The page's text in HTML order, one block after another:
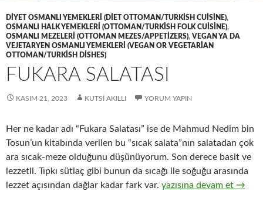
DIYET OSMANLI YEMEKLERI (DIET OTTOMAN/TURKISH CUISINE),
OSMANLI HALK YEMEKLERI (OTTOMAN/TURKISH FOLK CUISINE),
OSMANLI MEZELERI (OTTOMAN MEZES/APPETIZERS), VEGAN YA DA
VEJETARYEN OSMANLI YEMEKLERI (VEGAN OR VEGETARIAN
OTTOMAN/TURKISH DISHES)
FUKARA SALATASI
KASIM 21, 2023 KUTSI AKILLI YORUM YAPIN
Her ne kadar adı “Fukara Salatası” ise de Mahmud Nedim bin
Tosun’un kitabında verilen bu “sıcak salata”nın salatadan çok
ara sıcak-meze olduğunu düşünüyorum. Son derece basit ve
lezzetli. Tıpkı sütlaç gibi bunun da sıcağı ile soğuğu arasında
lezzet açısından dağlar kadar fark var. FUKARA SALATASI
yazısına devam et →